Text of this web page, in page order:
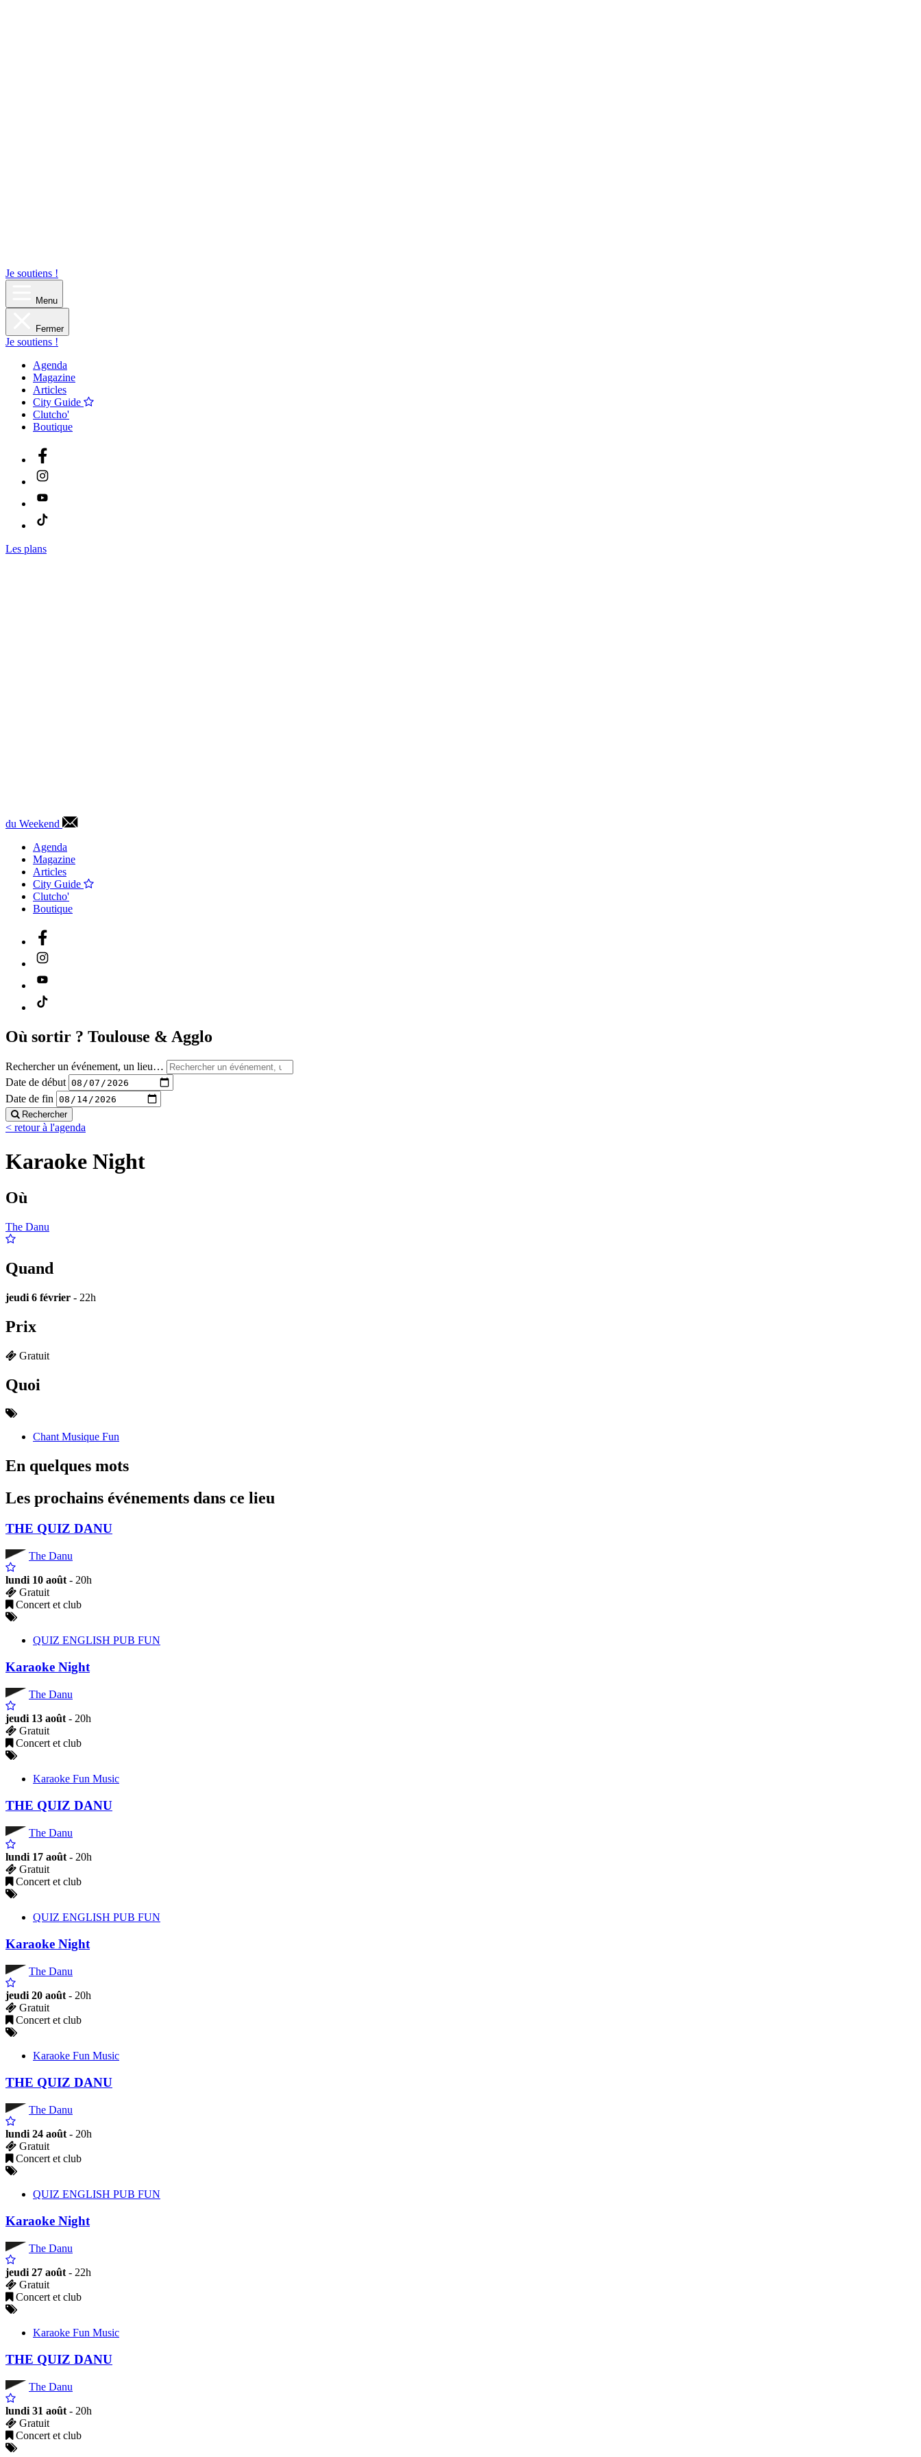
Je soutiens !
Menu
Fermer
Je soutiens !
Agenda
Magazine
Articles
City Guide
Clutcho'
Boutique
Les plans
du Weekend
Agenda
Magazine
Articles
City Guide
Clutcho'
Boutique
Où sortir ? Toulouse & Agglo
Rechercher un événement, un lieu…
Date de début
Date de fin
Rechercher
< retour à l'agenda
Karaoke Night
Où
The Danu
Quand
jeudi 6 février - 22h
Prix
Gratuit
Quoi
Chant Musique Fun
En quelques mots
Les prochains événements dans ce lieu
THE QUIZ DANU
The Danu
lundi 10 août- 20h
Gratuit
Concert et club
QUIZ ENGLISH PUB FUN
Karaoke Night
The Danu
jeudi 13 août- 20h
Gratuit
Concert et club
Karaoke Fun Music
THE QUIZ DANU
The Danu
lundi 17 août- 20h
Gratuit
Concert et club
QUIZ ENGLISH PUB FUN
Karaoke Night
The Danu
jeudi 20 août- 20h
Gratuit
Concert et club
Karaoke Fun Music
THE QUIZ DANU
The Danu
lundi 24 août- 20h
Gratuit
Concert et club
QUIZ ENGLISH PUB FUN
Karaoke Night
The Danu
jeudi 27 août- 22h
Gratuit
Concert et club
Karaoke Fun Music
THE QUIZ DANU
The Danu
lundi 31 août- 20h
Gratuit
Concert et club